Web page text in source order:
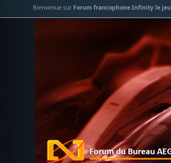
Bienvenue sur Forum francophone Infinity le jeu